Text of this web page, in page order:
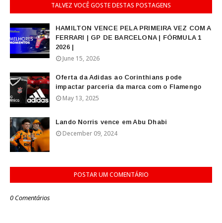
TALVEZ VOCÊ GOSTE DESTAS POSTAGENS
HAMILTON VENCE PELA PRIMEIRA VEZ COM A
FERRARI | GP DE BARCELONA | FÓRMULA 1
2026 |
June 15, 2026
Oferta da Adidas ao Corinthians pode
impactar parceria da marca com o Flamengo
May 13, 2025
Lando Norris vence em Abu Dhabi
December 09, 2024
POSTAR UM COMENTÁRIO
0 Comentários